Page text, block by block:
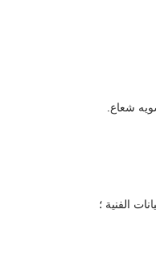
الفنية ؛